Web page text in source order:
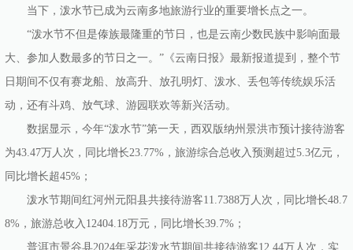
当下，泼水节已成为云南多地旅游行业的重要增长点之一。
“泼水节不但是傣族最隆重的节日，也是云南少数民族中影响面最
大、参加人数最多的节日之一。”《云南日报》最新报道提到，整个节
日期间不仅有赛龙船、放高升、放孔明灯、泼水、丢包等传统娱乐活
动，还有斗鸡、放气球、游园联欢等新兴活动。
数据显示，今年“泼水节”第一天，西双版纳州景洪市预计接待游客
为43.47万人次，同比增长23.77%，旅游综合总收入预测超过5.3亿元，
同比增长超45%；
泼水节期间红河州元阳县共接待游客11.7388万人次，同比增长48.7
8%，旅游总收入12404.18万元，同比增长39.7%；
普洱市景谷县2024年采花泼水节期间共接待游客12.44万人次，实